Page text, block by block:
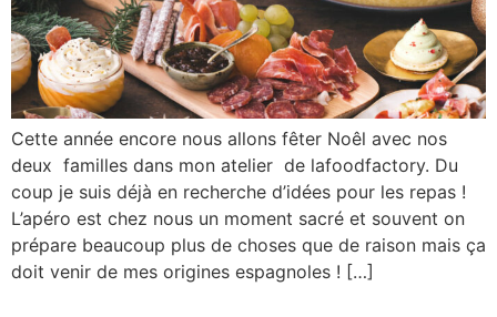
Cette année encore nous allons fêter Noêl avec nos
deux familles dans mon atelier de lafoodfactory. Du
coup je suis déjà en recherche d’idées pour les repas !
L’apéro est chez nous un moment sacré et souvent on
prépare beaucoup plus de choses que de raison mais ça
doit venir de mes origines espagnoles ! […]